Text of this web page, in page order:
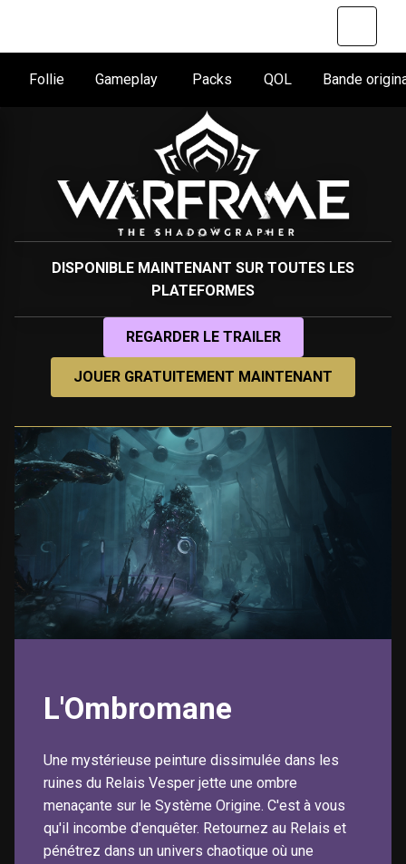
Follie Gameplay Packs QOL Bande
DISPONIBLE MAINTENANT SUR TOUTES LES
PLATEFORMES
REGARDER LE TRAILER
JOUER GRATUITEMENT MAINTENANT
L'Ombromane
Une mystérieuse peinture dissimulée dans les
ruines du Relais Vesper jette une ombre
menaçante sur le Système Origine. C'est à vous
qu'il incombe d'enquêter. Retournez au Relais et
pénétrez dans un univers chaotique où une